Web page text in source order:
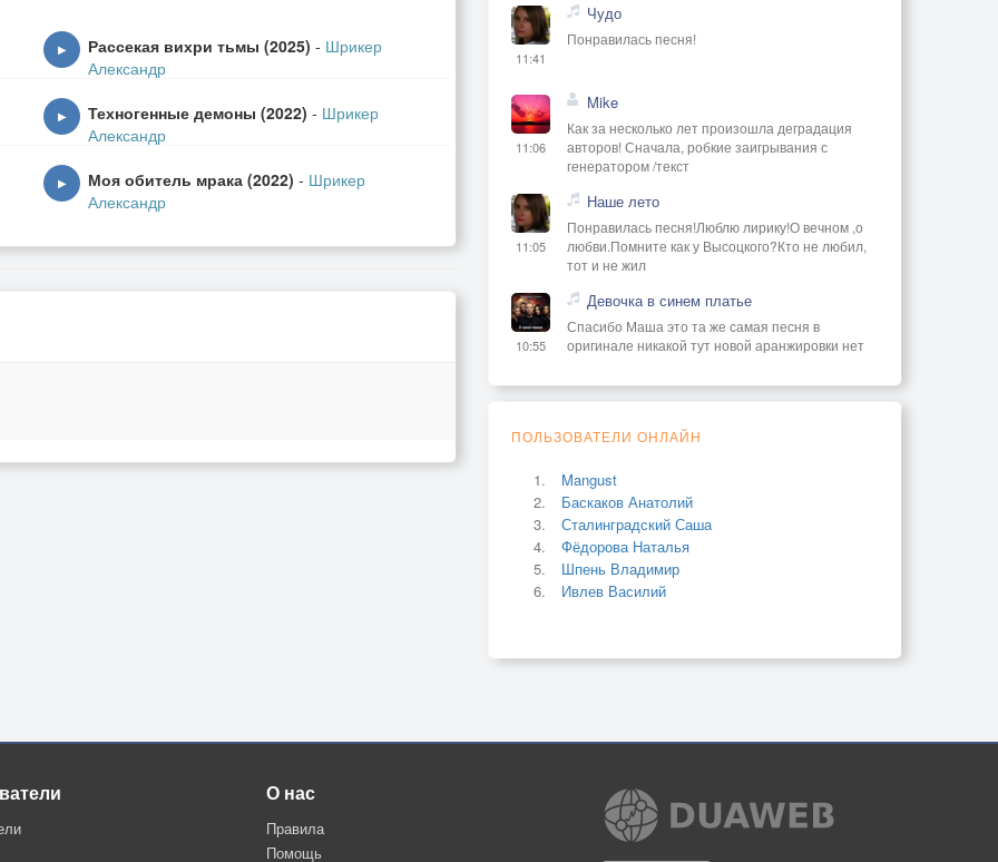
пропел
▶ Рассекая вихри тьмы (2025) - Шрикер
Александр
▶ Техногенные демоны (2022) - Шрикер
Александр
▶ Моя обитель мрака (2022) - Шрикер
Александр
11:41
Чудо
Понравилась песня!
11:06
Mike
Как за несколько лет произошла деградация
авторов! Сначала, робкие заигрывания с
генератором /текст
11:05
Наше лето
Понравилась песня!Люблю лирику!О вечном ,о
любви.Помните как у Высоцкого?Кто не любил,
тот и не жил
10:55
Девочка в синем платье
Спасибо Маша это та же самая песня в
оригинале никакой тут новой аранжировки нет
ПОЛЬЗОВАТЕЛИ ОНЛАЙН
Mangust
Баскаков Анатолий
Сталинградский Саша
Фёдорова Наталья
Шпень Владимир
Ивлев Василий
О нас
Правила
Помощь